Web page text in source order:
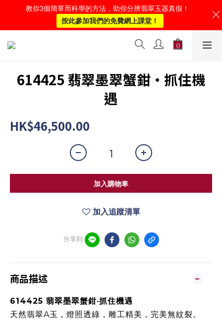
614425 翡翠墨翠蟹鉗·抓住機
遇
HK$46,500.00
加入購物車
加入追蹤清單
分享到
商品描述
614425 翡翠墨翠蟹鉗·抓住機遇
天然翡翠A玉，燈照透綠，雕工精美，完美無紋裂。
教你3個簡單而科學的方法，助你分辨翡翠玉器真假！
按此參加我們的免費網上課堂！